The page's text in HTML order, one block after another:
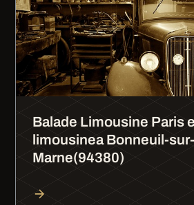
Balade Limousine Paris
limousinea Bonneuil-sur-
Marne(94380)